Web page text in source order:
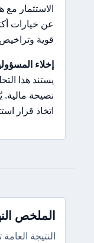
الاستثمار مع
عن خيارات
قوية
إخلاء
يستند هذا
نصيحة
اتخاذ قرار
الملخص
النتيجة